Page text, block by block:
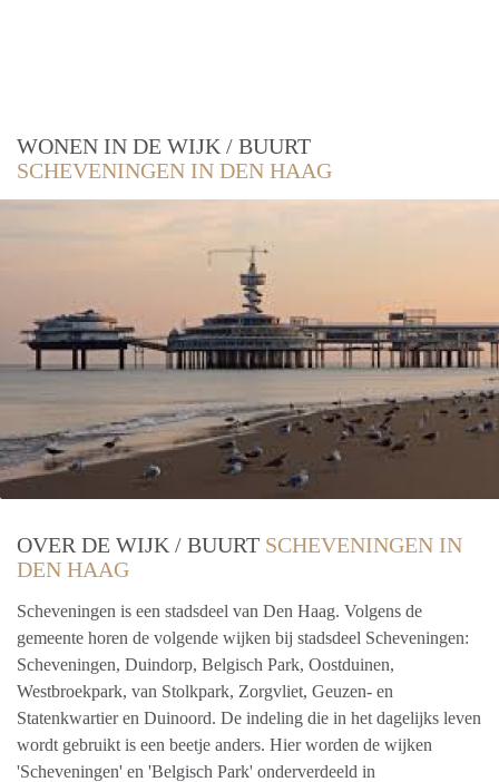
WONEN IN DE WIJK / BUURT
SCHEVENINGEN IN DEN HAAG
OVER DE WIJK / BUURT SCHEVENINGEN IN
DEN HAAG
Scheveningen is een stadsdeel van Den Haag. Volgens de
gemeente horen de volgende wijken bij stadsdeel Scheveningen:
Scheveningen, Duindorp, Belgisch Park, Oostduinen,
Westbroekpark, van Stolkpark, Zorgvliet, Geuzen- en
Statenkwartier en Duinoord. De indeling die in het dagelijks leven
wordt gebruikt is een beetje anders. Hier worden de wijken
'Scheveningen' en 'Belgisch Park' onderverdeeld in